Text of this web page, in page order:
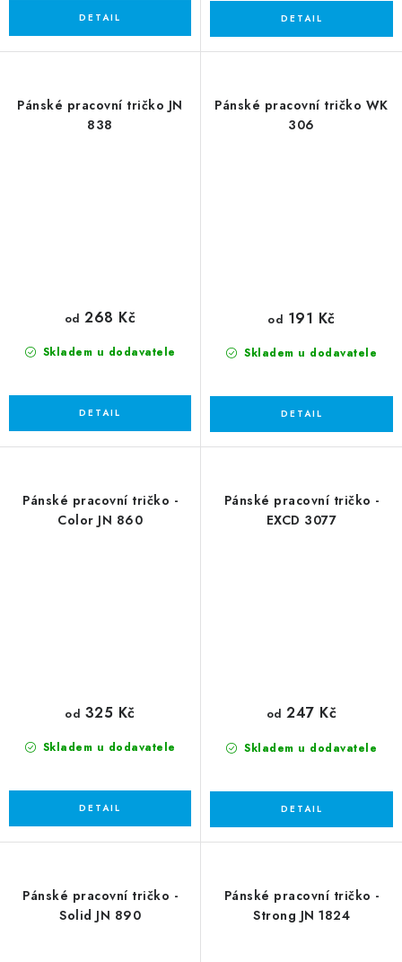
Pánské pracovní tričko JN
838
Skladem u dodavatele
od 268 Kč
Pánské pracovní tričko WK
306
Skladem u dodavatele
od 191 Kč
Pánské pracovní tričko -
Color JN 860
Skladem u dodavatele
od 325 Kč
Pánské pracovní tričko -
EXCD 3077
Skladem u dodavatele
od 247 Kč
Pánské pracovní tričko -
Solid JN 890
Pánské pracovní tričko -
Strong JN 1824